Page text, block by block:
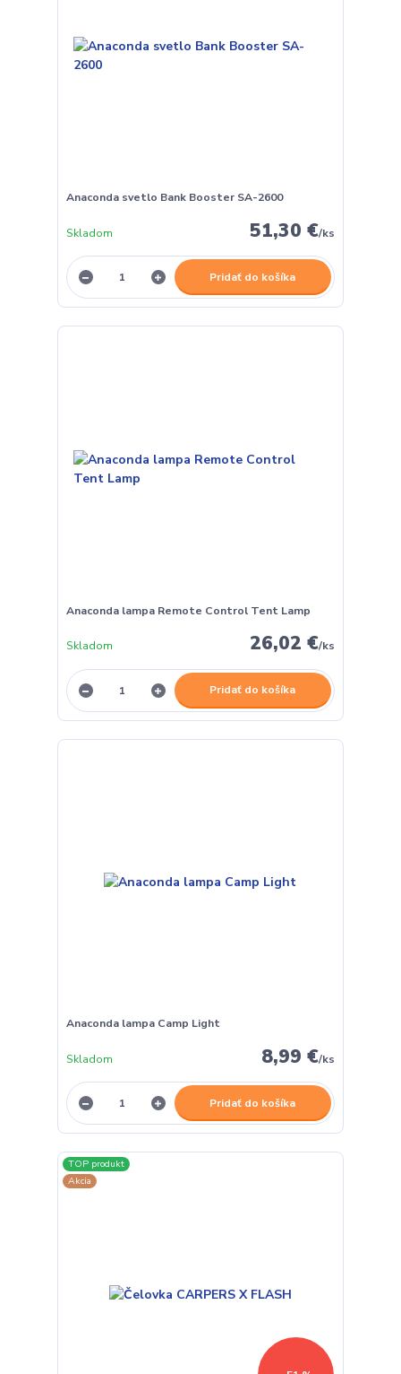
Anaconda svetlo Bank Booster SA-2600
51,30 €/ks
Skladom
Pridať do košíka
Anaconda lampa Remote Control Tent Lamp
26,02 €/ks
Skladom
Pridať do košíka
Anaconda lampa Camp Light
8,99 €/ks
Skladom
Pridať do košíka
TOP produkt
Akcia